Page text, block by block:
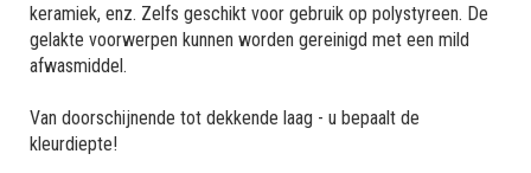
keramiek, enz. Zelfs geschikt voor gebruik op polystyreen. De
gelakte voorwerpen kunnen worden gereinigd met een mild
afwasmiddel.
Van doorschijnende tot dekkende laag - u bepaalt de
kleurdiepte!